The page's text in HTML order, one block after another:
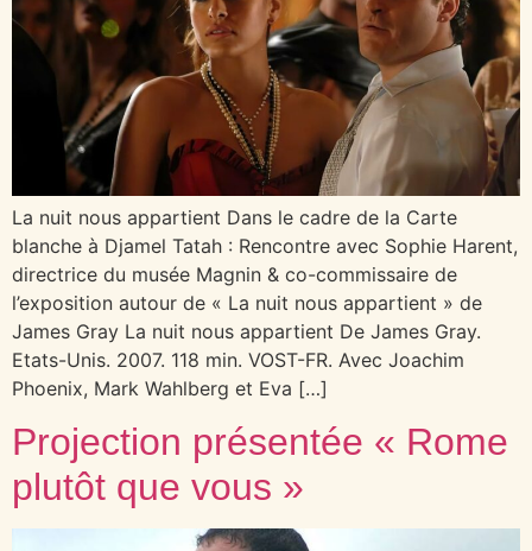
La nuit nous appartient Dans le cadre de la Carte
blanche à Djamel Tatah : Rencontre avec Sophie Harent,
directrice du musée Magnin & co-commissaire de
l’exposition autour de « La nuit nous appartient » de
James Gray La nuit nous appartient De James Gray.
Etats-Unis. 2007. 118 min. VOST-FR. Avec Joachim
Phoenix, Mark Wahlberg et Eva […]
Projection présentée « Rome
plutôt que vous »